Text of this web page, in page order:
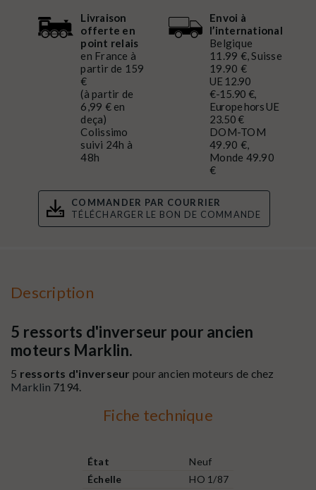
Livraison
offerte en
point relais
en France à
partir de 159
€
(à partir de
6,99 € en
deça)
Colissimo
suivi 24h à
48h
Envoi à
l’international
Belgique
11.99 €, Suisse
19.90 €
UE 12.90
€-15.90 €,
Europe hors UE
23.50 €
DOM-TOM
49.90 €,
Monde 49.90
€
COMMANDER PAR COURRIER
TÉLÉCHARGER LE BON DE COMMANDE
Description
5 ressorts d'inverseur pour ancien
moteurs Marklin.
5 ressorts d'inverseur pour ancien moteurs de chez
Marklin 7194.
Fiche technique
État
Neuf
Échelle
HO 1/87